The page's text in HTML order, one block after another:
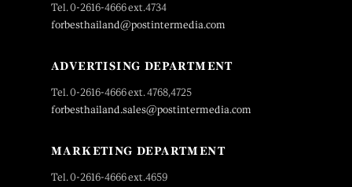
Tel. 0-2616-4666 ext.4734
forbesthailand@postintermedia.com
ADVERTISING DEPARTMENT
Tel. 0-2616-4666 ext. 4768,4725
forbesthailand.sales@postintermedia.com
MARKETING DEPARTMENT
Tel. 0-2616-4666 ext.4659